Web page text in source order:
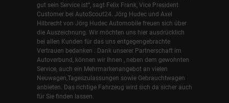
gut sein Service ist“, sagt Felix Frank, Vice President
Customer bei AutoScout24. Jörg Hudec und Axel
Hilbrecht von Jörg Hudec Automobile freuen sich über
die Auszeichnung. Wir möchten uns hier ausdrücklich
bei allen Kunden für das uns entgegengebrachte
Vertrauen bedanken . Dank unserer Partnerschaft im
Autoverbund, können wir Ihnen , neben dem gewohnten
Service, auch ein Mehrmarkenangebot an vielen
Neuwagen,Tageszulassungen sowie Gebrauchtwagen
anbieten. Das richtige Fahrzeug wird sich da sicher auch
für Sie finden lassen.